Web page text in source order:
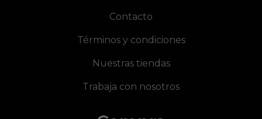
Contacto
Términos y condiciones
Nuestras tiendas
Trabaja con nosotros